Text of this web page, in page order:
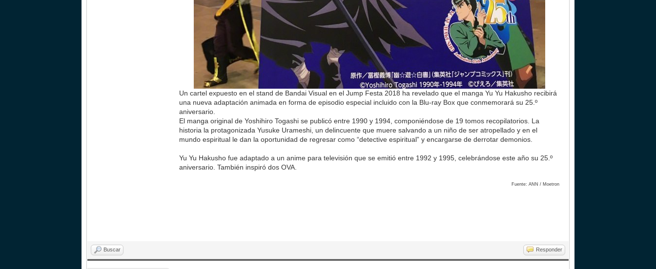
Un cartel expuesto en el stand de Bandai Visual en el Jump Festa 2018 ha revelado que el manga Yu Yu Hakusho recibirá
una nueva adaptación animada en forma de episodio especial incluido con la Blu-ray Box que conmemorará su 25.º
aniversario.
El manga original de Yoshihiro Togashi se publicó entre 1990 y 1994, componiéndose de 19 tomos recopilatorios. La
historia la protagonizada Yusuke Urameshi, un delincuente que muere salvando a un niño de ser atropellado y en el
mundo espiritual le dan la oportunidad de regresar como “detective espiritual” y encargarse de derrotar demonios.
Yu Yu Hakusho fue adaptado a un anime para televisión que se emitió entre 1992 y 1995, celebrándose este año su 25.º
aniversario. También inspiró dos OVA.
Fuente: ANN / Moetron
Buscar Responder